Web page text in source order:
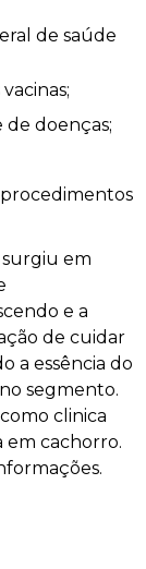
de doenças;
em
e a
de cuidar
a essência do
segmento.
clinica
em cachorro.